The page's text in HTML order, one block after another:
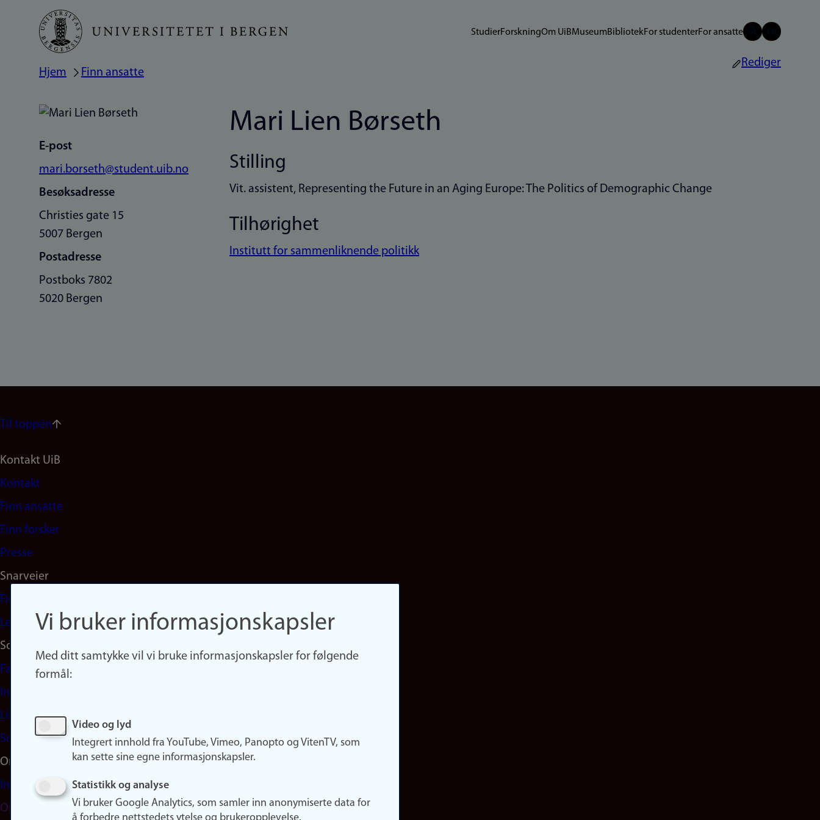
Hopp
hovedinnhold
StudierForskningOm UiBMuseumBibliotekFor studenterFor ansatte
Navigasjonssti
Hjem Finn ansatte
Rediger
E-post
mari.borseth@student.uib.no
Besøksadresse
Christies gate 15
5007 Bergen
Postadresse
Postboks 7802
5020 Bergen
Mari Lien Børseth
Stilling
Vit. assistent, Representing the Future in an Aging Europe: The Politics of Demographic Change
Tilhørighet
Institutt for sammenliknende politikk
Til toppen
Footer
navigation
(no)
Kontakt UiB
Kontakt
Finn ansatte
Finn forsker
Presse
Snarveier
Finn studier
Ledige stillinger
Sosiale medier
Facebook
Instagram
LinkedIn
Snapchat
Om nettstedet
Informasjonskapsler
Oppdater samtykke
Vi bruker informasjonskapsler
Med ditt samtykke vil vi bruke informasjonskapsler for følgende
formål:
Video og lyd
Integrert innhold fra YouTube, Vimeo, Panopto og VitenTV, som
kan sette sine egne informasjonskapsler.
Statistikk og analyse
Vi bruker Google Analytics, som samler inn anonymiserte data for